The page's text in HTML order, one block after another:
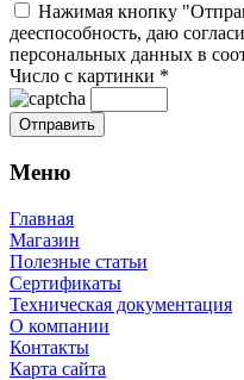
Нажимая кнопку
дееспособность, даю
персональных данных в
Число с картинки *
Меню
Главная
Магазин
Полезные статьи
Сертификаты
Техническая документация
О компании
Контакты
Карта сайта